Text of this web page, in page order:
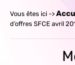
d’offres SFCE avril